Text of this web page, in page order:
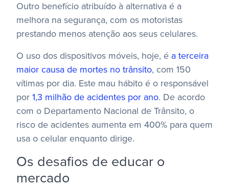
Outro benefício atribuído à alternativa é a
melhora na segurança, com os motoristas
prestando menos atenção aos seus celulares.
O uso dos dispositivos móveis, hoje, é a terceira
maior causa de mortes no trânsito, com 150
vítimas por dia. Este mau hábito é o responsável
por 1,3 milhão de acidentes por ano. De acordo
com o Departamento Nacional de Trânsito, o
risco de acidentes aumenta em 400% para quem
usa o celular enquanto dirige.
Os desafios de educar o
mercado